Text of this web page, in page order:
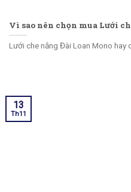
Vì sao nên chọn mua Lưới
Lưới che nắng Đài Loan Mono hay
13
Th11